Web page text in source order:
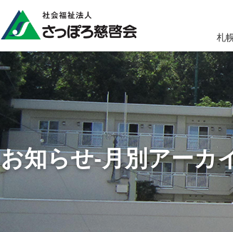
札
お知らせ-月別アーカ